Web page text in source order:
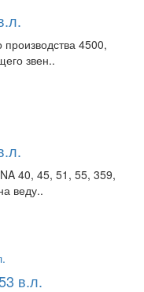
4500,
звен..
40, 45, 51, 55, 359,
веду..
в.л.